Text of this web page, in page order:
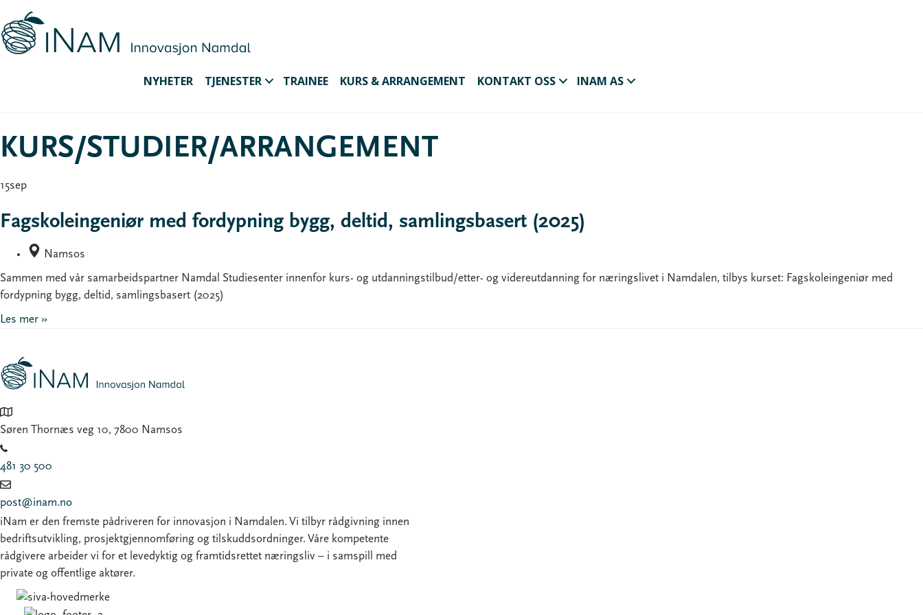
NYHETER TJENESTER TRAINEE KURS & ARRANGEMENT KONTAKT OSS INAM AS
KURS/STUDIER/ARRANGEMENT
15sep
Fagskoleingeniør med fordypning bygg, deltid, samlingsbasert (2025)
Namsos
Sammen med vår samarbeidspartner Namdal Studiesenter innenfor kurs- og utdanningstilbud/etter- og videreutdanning for næringslivet i Namdalen, tilbys kurset: Fagskoleingeniør med
fordypning bygg, deltid, samlingsbasert (2025)
Les mer »
Søren Thornæs veg 10, 7800 Namsos
481 30 500
post@inam.no
iNam er den fremste pådriveren for innovasjon i Namdalen. Vi tilbyr rådgivning innen
bedriftsutvikling, prosjektgjennomføring og tilskuddsordninger. Våre kompetente
rådgivere arbeider vi for et levedyktig og framtidsrettet næringsliv – i samspill med
private og offentlige aktører.